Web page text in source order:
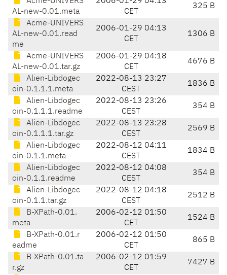
AL-new-0.01.meta
CET
325 B
Acme-UNIVERS
AL-new-0.01.read
me
2006-01-29 04:13
CET
1306 B
Acme-UNIVERS
AL-new-0.01.tar.gz
2006-01-29 04:18
CET
4676 B
Alien-Libdogec
oin-0.1.1.1.meta
2022-08-13 23:27
CEST
1836 B
Alien-Libdogec
oin-0.1.1.1.readme
2022-08-13 23:26
CEST
354 B
Alien-Libdogec
oin-0.1.1.1.tar.gz
2022-08-13 23:28
CEST
2569 B
Alien-Libdogec
oin-0.1.1.meta
2022-08-12 04:11
CEST
1834 B
Alien-Libdogec
oin-0.1.1.readme
2022-08-12 04:08
CEST
354 B
Alien-Libdogec
oin-0.1.1.tar.gz
2022-08-12 04:18
CEST
2512 B
B-XPath-0.01.
meta
2006-02-12 01:50
CET
1524 B
B-XPath-0.01.r
eadme
2006-02-12 01:50
CET
865 B
B-XPath-0.01.ta
r.gz
2006-02-12 01:59
CET
7427 B